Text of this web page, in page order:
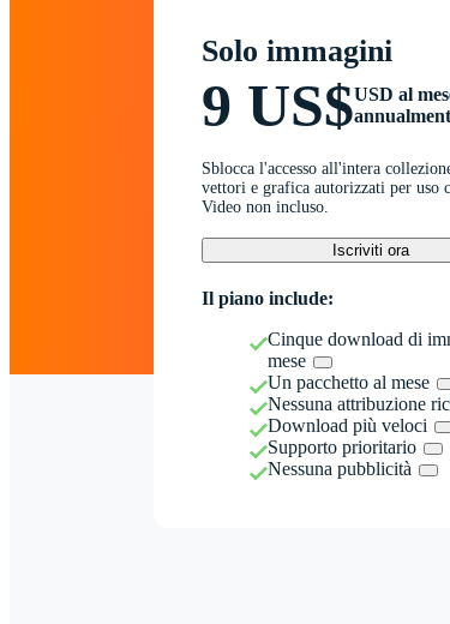
Solo immagini
9 US$USD al
Sblocca l'accesso all'intera
vettori e grafica autorizzati per uso
Video non incluso.
Iscriviti ora
Il piano include:
Cinque download di
mese
Un pacchetto al mese
Nessuna attribuzione
Download più veloci
Supporto prioritario
Nessuna pubblicità